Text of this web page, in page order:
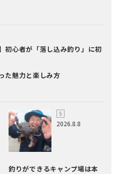
初心者が「落し込み釣り」に初
た魅力と楽しみ方
2026.8.8
釣りができるキャンプ場は本